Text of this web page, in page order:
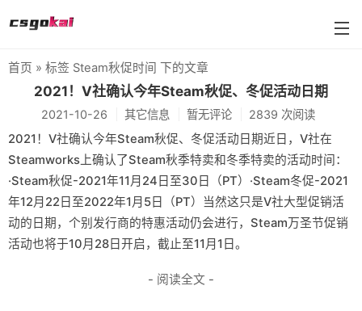
farmskins
88dog
flamecases
88hash-jp
首页 » 标签 Steam秋促时间 下的文章
2021！V社确认今年Steam秋促、冬促活动日期
2021-10-26 其它信息 暂无评论 2839 次阅读
2021！V社确认今年Steam秋促、冬促活动日期近日，V社在
Steamworks上确认了Steam秋季特卖和冬季特卖的活动时间：
·Steam秋促-2021年11月24日至30日（PT）·Steam冬促-2021
年12月22日至2022年1月5日（PT）当然这只是V社大型促销活
动的日期，个别发行商的特惠活动仍会进行，Steam万圣节促销
活动也将于10月28日开启，截止至11月1日。
- 阅读全文 -